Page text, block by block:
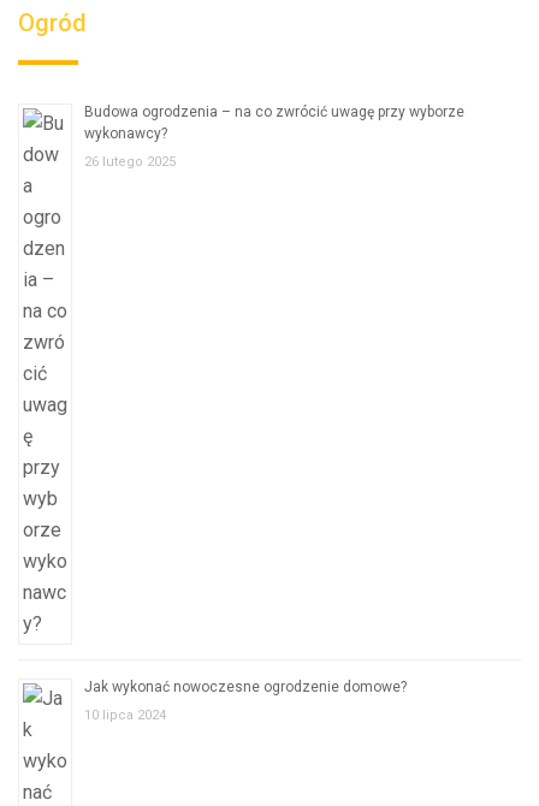
Ogród
Budowa ogrodzenia – na co zwrócić uwagę przy wyborze
wykonawcy?
26 lutego 2025
Jak wykonać nowoczesne ogrodzenie domowe?
10 lipca 2024